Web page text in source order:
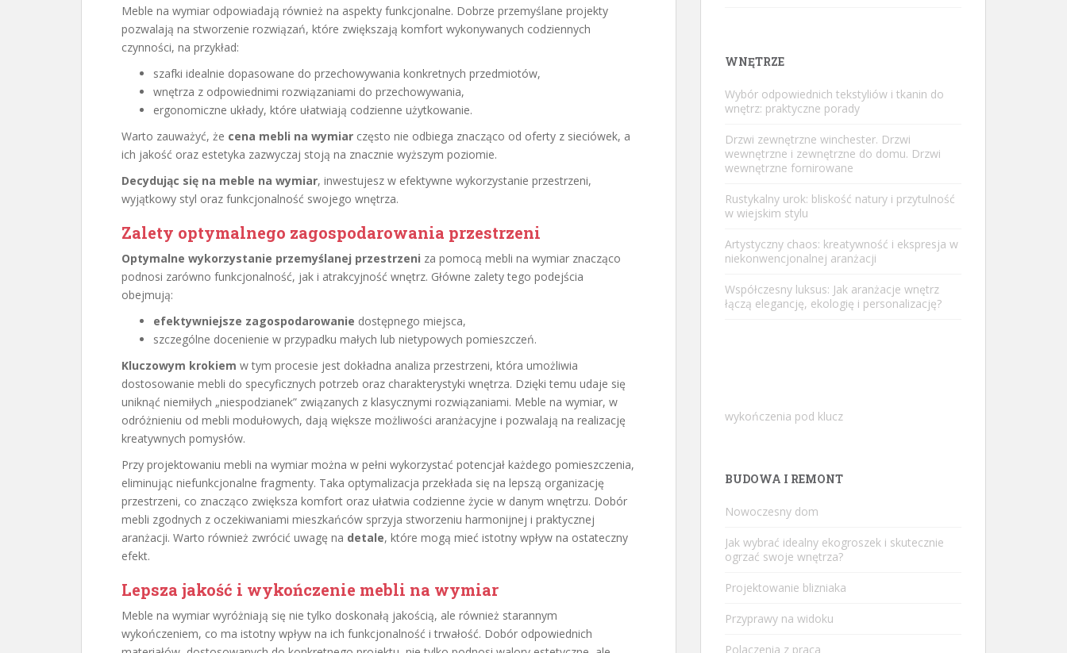
Meble na wymiar odpowiadają również na aspekty funkcjonalne. Dobrze przemyślane projekty
pozwalają na stworzenie rozwiązań, które zwiększają komfort wykonywanych codziennych
czynności, na przykład:
szafki idealnie dopasowane do przechowywania konkretnych przedmiotów,
wnętrza z odpowiednimi rozwiązaniami do przechowywania,
ergonomiczne układy, które ułatwiają codzienne użytkowanie.
Warto zauważyć, że cena mebli na wymiar często nie odbiega znacząco od oferty z sieciówek, a
ich jakość oraz estetyka zazwyczaj stoją na znacznie wyższym poziomie.
Decydując się na meble na wymiar, inwestujesz w efektywne wykorzystanie przestrzeni,
wyjątkowy styl oraz funkcjonalność swojego wnętrza.
Zalety optymalnego zagospodarowania przestrzeni
Optymalne wykorzystanie przemyślanej przestrzeni za pomocą mebli na wymiar znacząco
podnosi zarówno funkcjonalność, jak i atrakcyjność wnętrz. Główne zalety tego podejścia
obejmują:
efektywniejsze zagospodarowanie dostępnego miejsca,
szczególne docenienie w przypadku małych lub nietypowych pomieszczeń.
Kluczowym krokiem w tym procesie jest dokładna analiza przestrzeni, która umożliwia
dostosowanie mebli do specyficznych potrzeb oraz charakterystyki wnętrza. Dzięki temu udaje się
uniknąć niemiłych „niespodzianek” związanych z klasycznymi rozwiązaniami. Meble na wymiar, w
odróżnieniu od mebli modułowych, dają większe możliwości aranżacyjne i pozwalają na realizację
kreatywnych pomysłów.
Przy projektowaniu mebli na wymiar można w pełni wykorzystać potencjał każdego pomieszczenia,
eliminując niefunkcjonalne fragmenty. Taka optymalizacja przekłada się na lepszą organizację
przestrzeni, co znacząco zwiększa komfort oraz ułatwia codzienne życie w danym wnętrzu. Dobór
mebli zgodnych z oczekiwaniami mieszkańców sprzyja stworzeniu harmonijnej i praktycznej
aranżacji. Warto również zwrócić uwagę na detale, które mogą mieć istotny wpływ na ostateczny
efekt.
Lepsza jakość i wykończenie mebli na wymiar
Meble na wymiar wyróżniają się nie tylko doskonałą jakością, ale również starannym
wykończeniem, co ma istotny wpływ na ich funkcjonalność i trwałość. Dobór odpowiednich
WNĘTRZE
Wybór odpowiednich tekstyliów i tkanin do
wnętrz: praktyczne porady
Drzwi zewnętrzne winchester. Drzwi
wewnętrzne i zewnętrzne do domu. Drzwi
wewnętrzne fornirowane
Rustykalny urok: bliskość natury i przytulność
w wiejskim stylu
Artystyczny chaos: kreatywność i ekspresja w
niekonwencjonalnej aranżacji
Współczesny luksus: Jak aranżacje wnętrz
łączą elegancję, ekologię i personalizację?
wykończenia pod klucz
BUDOWA I REMONT
Nowoczesny dom
Jak wybrać idealny ekogroszek i skutecznie
ogrzać swoje wnętrza?
Projektowanie blizniaka
Przyprawy na widoku
Polaczenia z praca